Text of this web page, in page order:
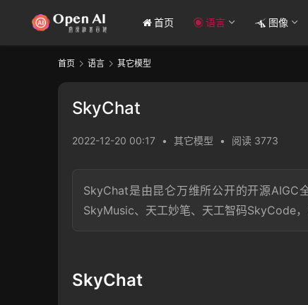
首页 语言 图像
首页 语言 其它模型
SkyChat
2022-12-20 00:17 • 其它模型 • 阅读 3773
SkyChat是由昆仑万维所公开的开源AIGC
SkyMusic、天工妙笔、天工智码SkyCode
SkyChat